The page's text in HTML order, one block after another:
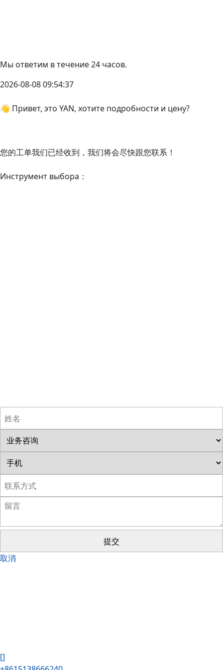
Мы ответим в течение 24 часов.
2026-08-08 09:54:37
👋 Привет, это YAN, хотите подробности и цену?
您的工单我们已经收到，我们将会尽快跟您联系！
Инструмент выбора：
提交
取消
[]